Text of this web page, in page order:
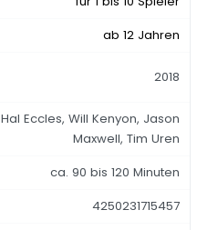
ab 12 Jahren
2018
Hal Eccles, Will Kenyon, Jason
Maxwell, Tim Uren
ca. 90 bis 120 Minuten
4250231715457